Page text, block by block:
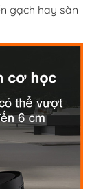
gạch hay sàn